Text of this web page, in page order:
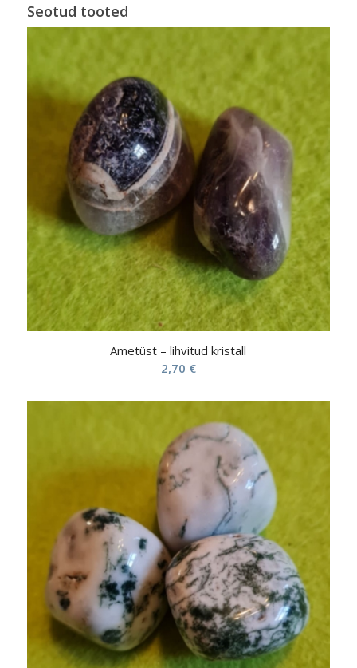
Seotud tooted
Ametüst – lihvitud kristall
2,70 €